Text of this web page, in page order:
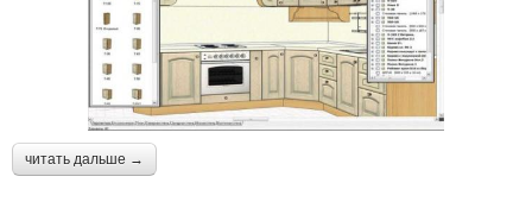
читать дальше →